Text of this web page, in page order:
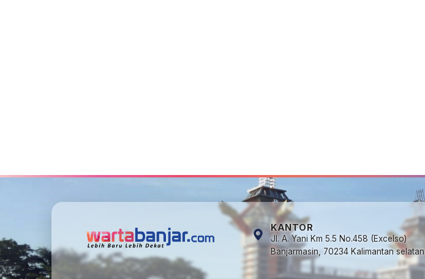
KANTOR
Jl. A. Yani Km 5.5 No.458 (Excelso)
Banjarmasin, 70234 Kalimantan selatan